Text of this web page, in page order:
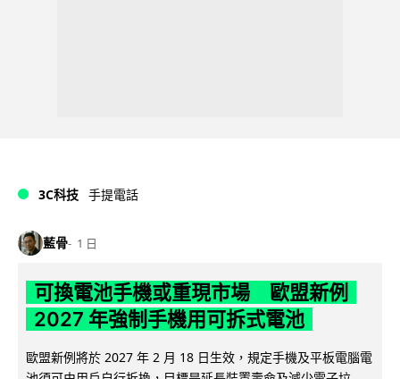
3C科技 手提電話
藍骨 1 日
可換電池手機或重現市場 歐盟新例
2027 年強制手機用可拆式電池
歐盟新例將於 2027 年 2 月 18 日生效，規定手機及平板電腦電